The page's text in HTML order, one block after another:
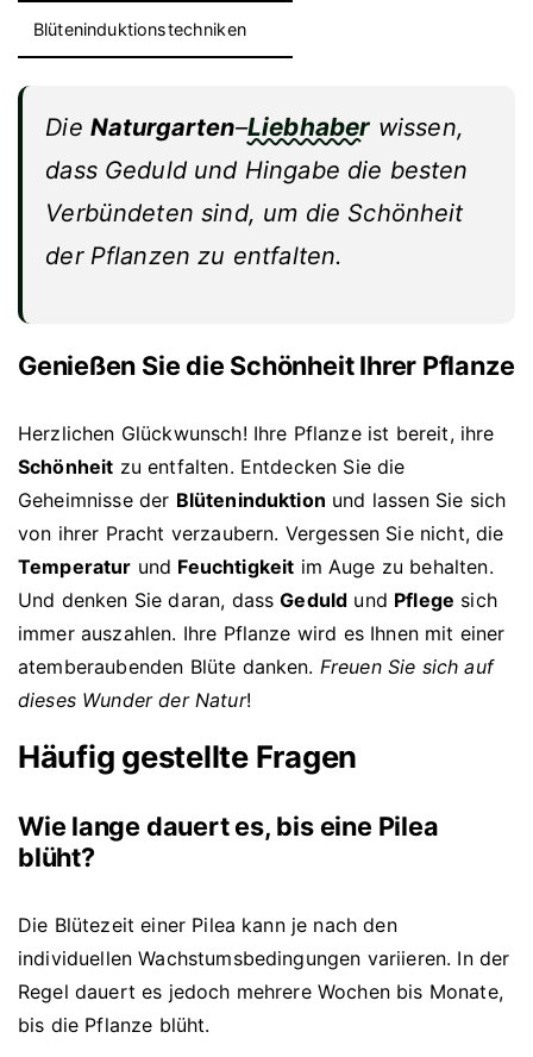
Blüteninduktionstechniken
Die Naturgarten–Liebhaber wissen,
dass Geduld und Hingabe die besten
Verbündeten sind, um die Schönheit
der Pflanzen zu entfalten.
Genießen Sie die Schönheit Ihrer Pflanze
Herzlichen Glückwunsch! Ihre Pflanze ist bereit, ihre
Schönheit zu entfalten. Entdecken Sie die
Geheimnisse der Blüteninduktion und lassen Sie sich
von ihrer Pracht verzaubern. Vergessen Sie nicht, die
Temperatur und Feuchtigkeit im Auge zu behalten.
Und denken Sie daran, dassGeduld und Pflege sich
immer auszahlen. Ihre Pflanze wird es Ihnen mit einer
atemberaubenden Blüte danken. Freuen Sie sich auf
dieses Wunder der Natur!
Häufig gestellte Fragen
Wie lange dauert es, bis eine Pilea
blüht?
Die Blütezeit einer Pilea kann je nach den
individuellen Wachstumsbedingungen variieren. In der
Regel dauert es jedoch mehrere Wochen bis Monate,
bis die Pflanze blüht.